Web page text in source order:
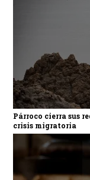
Párroco cierra sus
crisis migratoria